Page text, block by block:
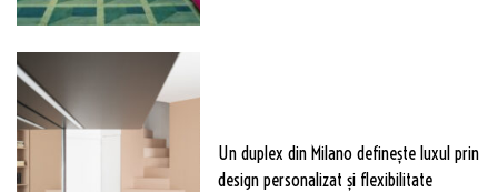
Un duplex din Milano definește luxul prin
design personalizat și flexibilitate